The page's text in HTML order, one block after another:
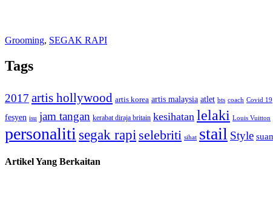
Grooming, SEGAK RAPI
Tags
2017 artis hollywood artis korea artis malaysia atlet bts coach Covid 19
fesyen isu jam tangan kerabat diraja britain kesihatan lelaki Louis Vuitton
personaliti segak rapi selebriti sihat stail Style
Artikel Yang Berkaitan